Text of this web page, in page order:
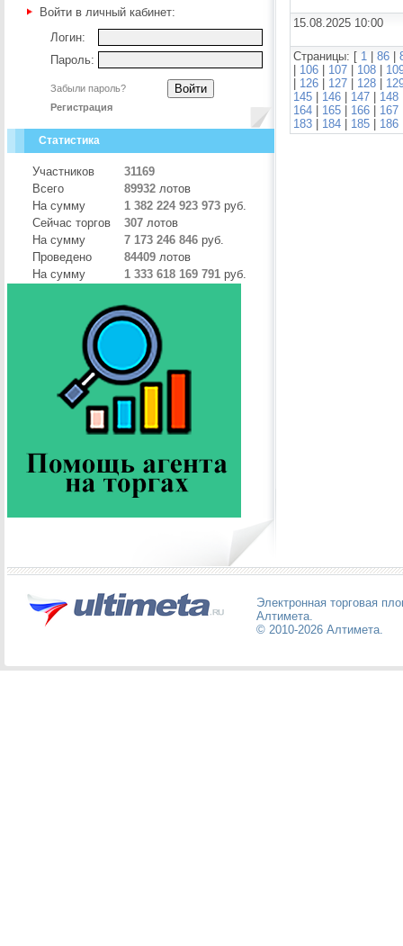
Войти в личный кабинет:
Логин:
Пароль:
Забыли пароль?
Регистрация
Статистика
Участников
31169
Всего
89932 лотов
На сумму
1 382 224 923 973 руб.
Сейчас торгов
307 лотов
На сумму
7 173 246 846 руб.
Проведено
84409 лотов
На сумму
1 333 618 169 791 руб.
15.08.2025 10:00
Страницы: [ 1 86
106 107 108
126 127 128
145
146 147 148
164
165 166 167
183
184 185 186
Электронная торговая
Алтимета.
© 2010-2026 Алтимета.